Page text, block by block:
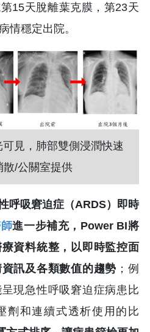
15天脫離葉克膜，第23天
情穩定出院。
見，肺部雙側浸潤快速
散/公關室提供
呼吸窘迫症（ARDS）即時
進一步補充，Power BI將
資料統整，以即時監控面
訊及各類數值的趨勢 ；例
現急性呼吸窘迫症病患比
劑和連續式透析使用的比